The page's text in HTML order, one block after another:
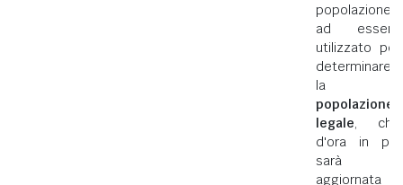
popolazione
ad essere
utilizzato per
determinare
la
popolazione
legale, che
d'ora in poi
sarà
aggiornata